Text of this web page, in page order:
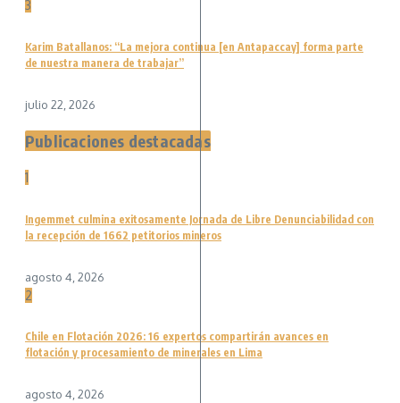
3
Karim Batallanos: “La mejora continua [en Antapaccay] forma parte
de nuestra manera de trabajar”
julio 22, 2026
Publicaciones destacadas
1
Ingemmet culmina exitosamente Jornada de Libre Denunciabilidad con
la recepción de 1662 petitorios mineros
agosto 4, 2026
2
Chile en Flotación 2026: 16 expertos compartirán avances en
flotación y procesamiento de minerales en Lima
agosto 4, 2026